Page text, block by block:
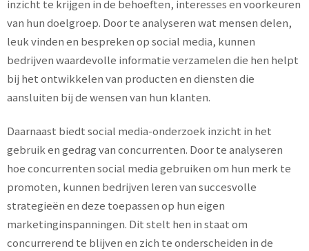
inzicht te krijgen in de behoeften, interesses en voorkeuren
van hun doelgroep. Door te analyseren wat mensen delen,
leuk vinden en bespreken op social media, kunnen
bedrijven waardevolle informatie verzamelen die hen helpt
bij het ontwikkelen van producten en diensten die
aansluiten bij de wensen van hun klanten.
Daarnaast biedt social media-onderzoek inzicht in het
gebruik en gedrag van concurrenten. Door te analyseren
hoe concurrenten social media gebruiken om hun merk te
promoten, kunnen bedrijven leren van succesvolle
strategieën en deze toepassen op hun eigen
marketinginspanningen. Dit stelt hen in staat om
concurrerend te blijven en zich te onderscheiden in de